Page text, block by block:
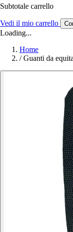
Subtotale carrello
Vedi il mio carrello
Loading...
Home
/ Guanti da